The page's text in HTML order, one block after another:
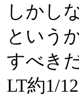
しかし
という
すべき
LT約1/